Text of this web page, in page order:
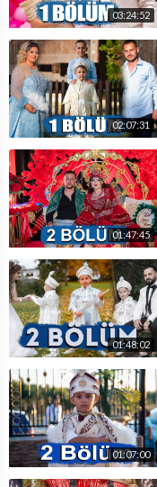
03:24:52
02:07:31
01:47:45
01:48:02
01:07:00